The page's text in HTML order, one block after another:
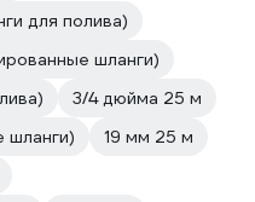
для полива)
шланги)
3/4 дюйма 25 м
шланги)
19 мм 25 м